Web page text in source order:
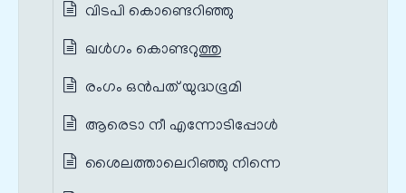
വിടപി കൊണ്ടെറിഞ്ഞു
ഖള്‍ഗം കൊണ്ടറുത്തു
രംഗം ഒൻപത് യുദ്ധഭൂമി
ആരെടാ നീ എന്നോടിപ്പോൾ
ശൈലത്താലെറിഞ്ഞു നിന്നെ